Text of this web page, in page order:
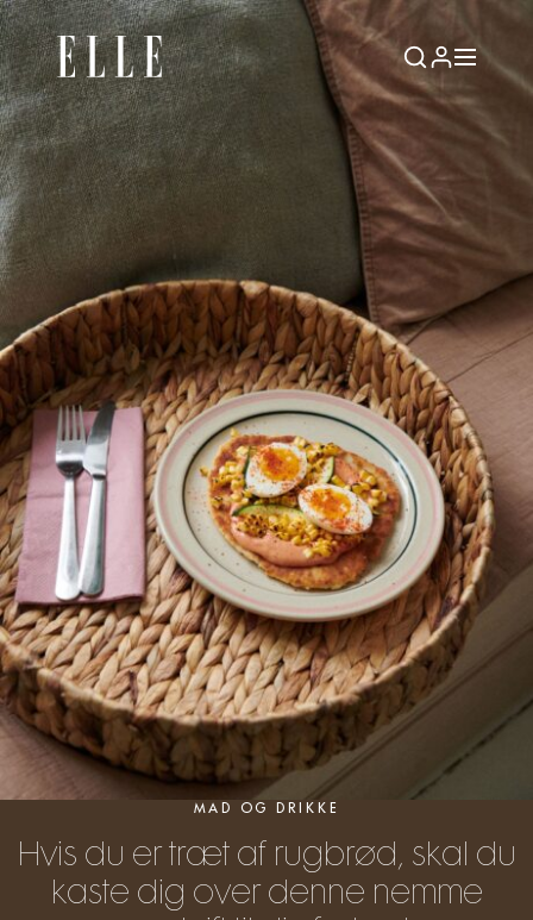
MAD OG DRIKKE
Hvis du er træt af rugbrød, skal du
kaste dig over denne nemme